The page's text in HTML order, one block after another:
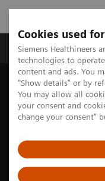
Cookies used
Siemens Healthineers
technologies to
content and ads. You
"Show details" or by
You may allow all
your consent and
change your consent"
Grupy Produktów
Siemens Healthineers
Obszar roboczy Syngo